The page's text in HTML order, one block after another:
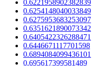
0.6221958902382839
0.6254148040033849
0.6275953683253097
0.6351621890073342
0.6405422326288471
0.6446671117701598
0.6894084099436101
0.695617399581489